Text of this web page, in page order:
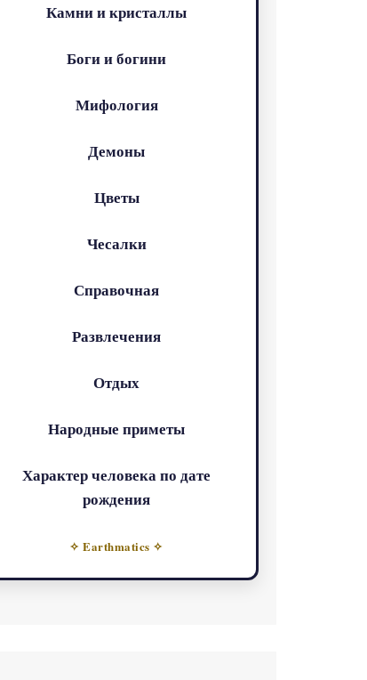
Камни и кристаллы
Боги и богини
Мифология
Демоны
Цветы
Чесалки
Справочная
Развлечения
Отдых
Народные приметы
Характер человека по дате
рождения
✧ Earthmatics ✧